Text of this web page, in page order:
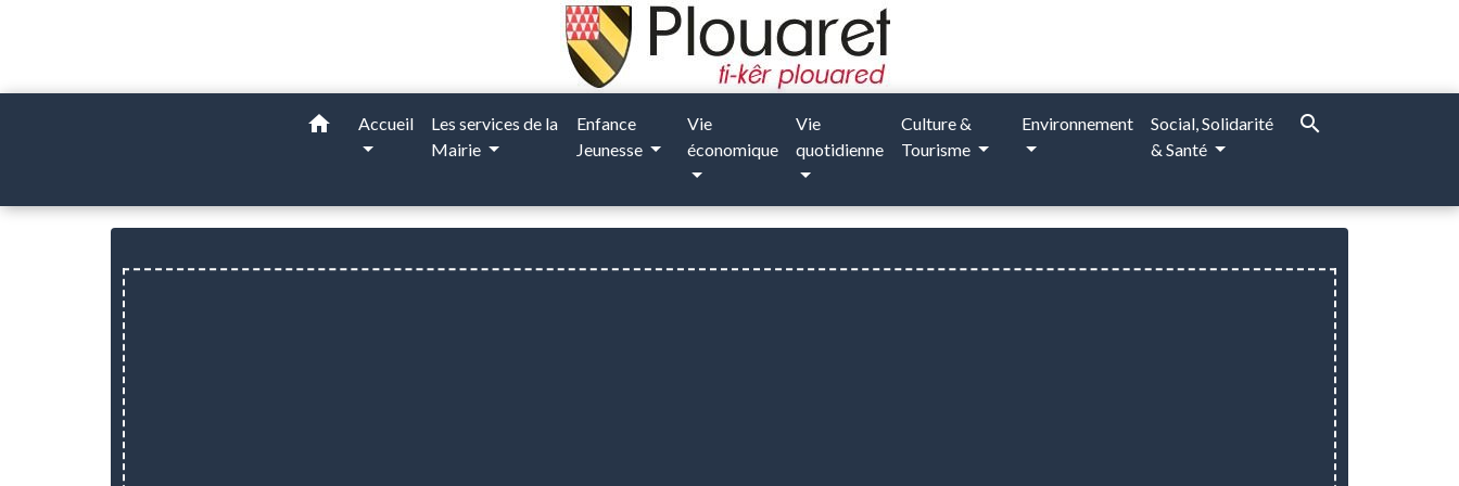
home Accueil
Les services de la
Mairie
Enfance
Jeunesse
Vie
économique
Vie
quotidienne
Culture &
Tourisme
Environnement
Social, Solidarité
& Santé
search